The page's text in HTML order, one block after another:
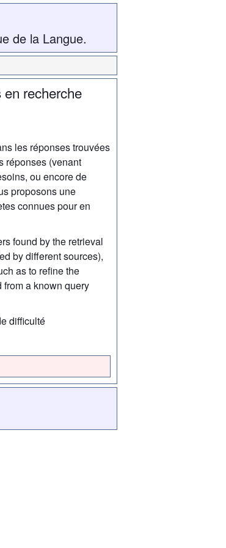
de la Langue.
recherche
les réponses trouvées
réponses (venant
ou encore de
proposons une
connues pour en
found by the retrieval
by different sources),
as to refine the
a known query
difficulté